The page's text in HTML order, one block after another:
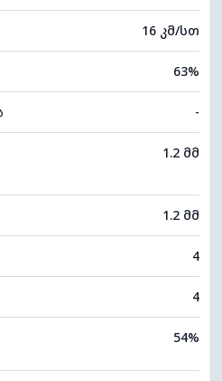
16 კმ/სთ
63%
-
1.2 მმ
1.2 მმ
4
4
54%